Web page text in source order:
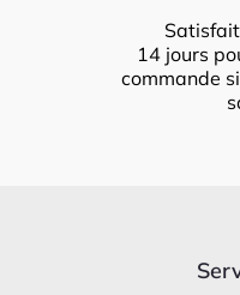
14 jours
commande